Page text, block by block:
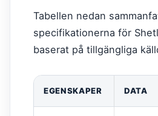
Tabellen nedan
specifikationerna för
baserat på tillgängliga
EGENSKAPER DATA